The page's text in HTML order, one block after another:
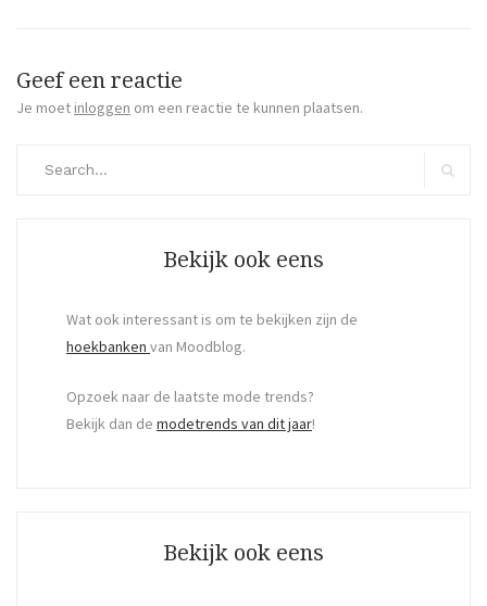
Geef een reactie
Je moet inloggen om een reactie te kunnen plaatsen.
Bekijk ook eens
Wat ook interessant is om te bekijken zijn de
hoekbanken van Moodblog.
Opzoek naar de laatste mode trends?
Bekijk dan de modetrends van dit jaar!
Bekijk ook eens